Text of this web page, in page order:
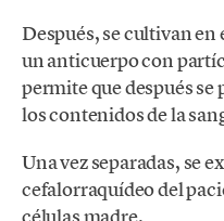
Después, se cultivan en
un anticuerpo con
permite que después se
los contenidos de la
Una vez separadas, se
cefalorraquídeo del